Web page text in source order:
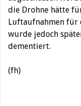
die Drohne hätte
Luftaufnahmen für
wurde jedoch
dementiert.
(fh)